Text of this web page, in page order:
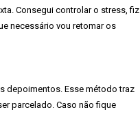
Consegui controlar o stress, fiz
necessário vou retomar os
depoimentos. Esse método traz
parcelado. Caso não fique